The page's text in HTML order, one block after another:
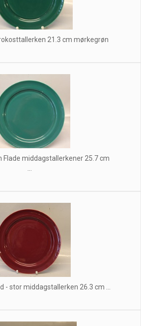
21.3 cm mørkegrøn
Flade middagstallerkener 25.7 cm
- stor middagstallerken 26.3 cm ...